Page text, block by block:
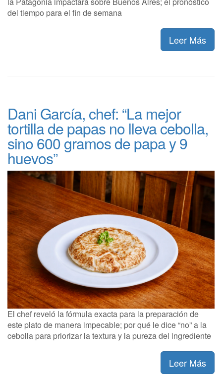
del tiempo para el fin de semana
Leer Más
Dani García, chef: “La mejor
tortilla de papas no lleva cebolla,
sino 600 gramos de papa y 9
huevos”
El chef reveló la fórmula exacta para la preparación de
este plato de manera impecable; por qué le dice “no” a la
cebolla para priorizar la textura y la pureza del ingrediente
Leer Más